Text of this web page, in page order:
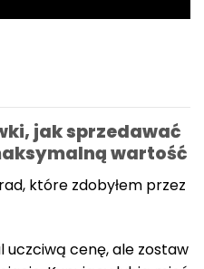
jak sprzedawać
wartość
które zdobyłem przez
uczciwą cenę, ale zostaw